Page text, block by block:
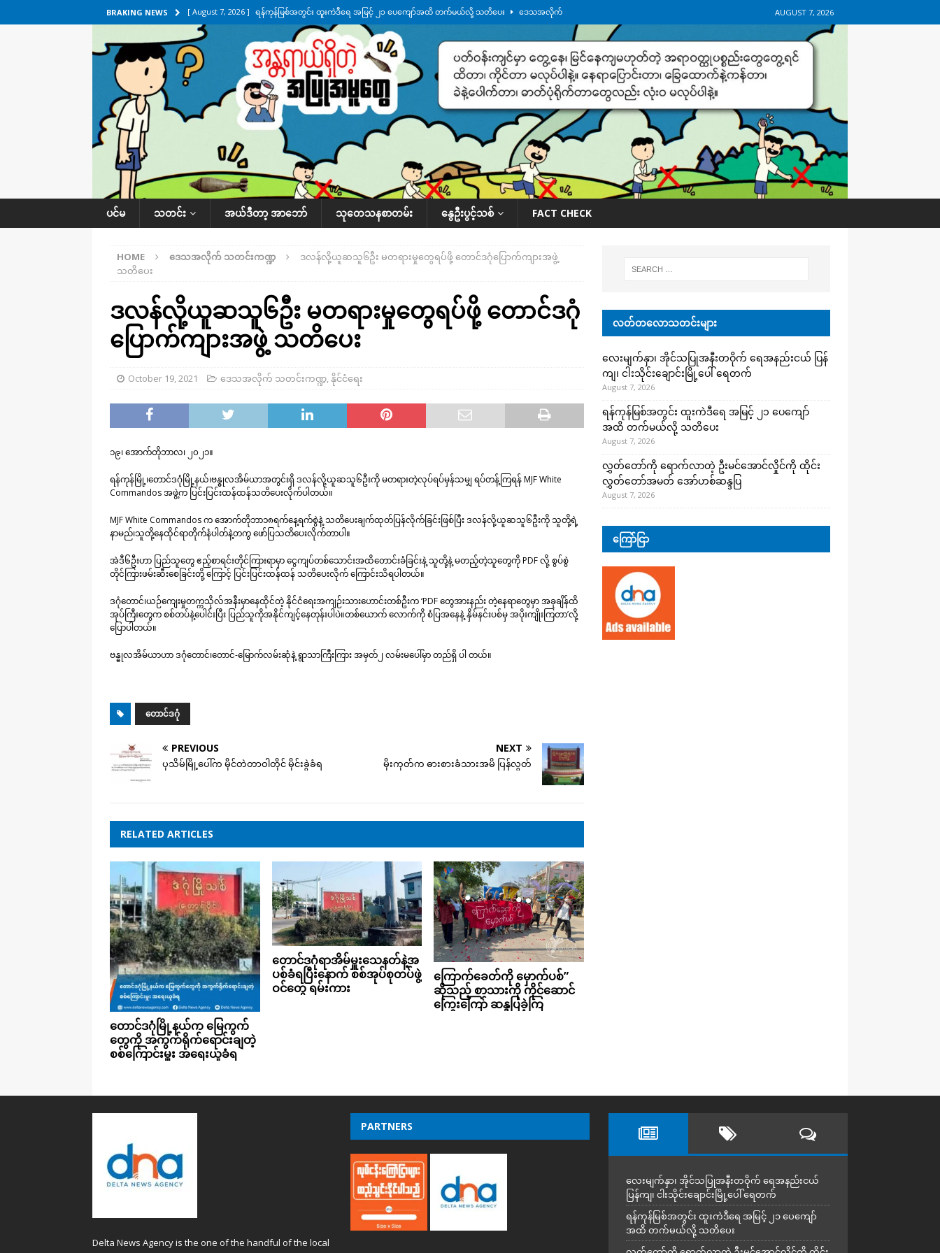
BRAKING NEWS [ August 7, 2026 ] ရန်ကုန်မြစ်အတွင်း ထူးကဲဒီရေ အ​မြင့် ၂၁ ပေကျော်အထိ တက်မယ်လို့ သတိပေး ဒေသအလိုက်
သတင်းကဏ္ဍ
[ August 7, 2026 ] လွှတ်တော်ကို ရောက်လာတဲ့ ဦးမင်အောင်လှိုင်ကို ထိုင်းလွှတ်တော်အမတ် အော်ဟစ်ဆန္ဒပြ
UNCATEGORIZED
[ August 6, 2026 ] တာကျိုးပြီး ခုနှစ်ရက်မြောက်နေ့မှာ ငသိုင်းချောင်းမြို့ကို ရေစတင်ရောက်ရှိ ဒေသအလိုက် သတင်း
[ August 6, 2026 ] လေးမျက်နှာမှာ ရေဘေးကူနေတဲ့ ငသိုင်းချောင်းဒေသခံ လူငယ်တဦး ရေစီးနဲ့မျောပါသေဆုံး
အလိုက် သတင်းကဏ္ဍ
[ August 7, 2026 ] လေးမျက်နှာ၊ အိုင်သပြုအနီးတဝိုက် ရေအနည်းငယ် ပြန်ကျ၊ ငါးသိုင်းချောင်းမြို့ပေါ် ရေတက်
ဒေသအလိုက် သတင်းကဏ္ဍ
AUGUST 7, 2026
ပင်မ သတင်း အယ်ဒီတာ့ အာဘော် သုတေသနစာတမ်း နွေဦးပွင့်သစ် FACT CHECK
HOME ဒေသအလိုက် သတင်းကဏ္ဍ
ဒလန်လို့ယူဆသူ၆ဦး မတရားမှုတွေရပ်ဖို့ တောင်ဒဂုံပြောက်ကျားအဖွဲ့
သတိပေး
ဒလန်လို့ယူဆသူ၆ဦး မတရားမှုတွေရပ်ဖို့ တောင်ဒဂုံ
ပြောက်ကျားအဖွဲ့ သတိပေး
October 19, 2021 ဒေသအလိုက် သတင်းကဏ္ဍ,နိုင်ငံရေး
၁၉၊ အောက်တိုဘာလ၊ ၂၀၂၁။
ရန်ကုန်မြို့၊တောင်ဒဂုံမြို့နယ်၊ဗန္ဓုလအိမ်ယာအတွင်းရှိ ဒလန်လို့ယူဆသူ၆ဦးကို မတရားတဲ့လုပ်ရပ်မှန်သမျှ ရပ်တန့်ကြရန် MJF White
Commandos အဖွဲ့က ပြင်းပြင်းထန်ထန်သတိပေးလိုက်ပါတယ်။
MJF White Commandos က အောက်တိုဘာ၁၈ရက်နေ့ရက်စွဲနဲ့ သတိပေးချက်ထုတ်ပြန်လိုက်ခြင်းဖြစ်ပြီး ဒလန်လို့ယူဆသူ၆ဦးကို သူတို့ရဲ့
နာမည်၊သူတို့နေထိုင်ရာတိုက်နံပါတ်နဲ့တကွ ဖော်ပြသတိပေးလိုက်တာပါ။
အဲဒီ၆ဦးဟာ ပြည်သူတွေ ဧည့်စာရင်းတိုင်ကြားရာမှာ ငွေကျပ်တစ်သောင်းအထိတောင်းခံခြင်းနဲ့ သူတို့နဲ့ မတည့်တဲ့သူတွေကို PDF လို့ စွပ်စွဲ
တိုင်ကြားဖမ်းဆီးစေခြင်းတို့ ကြောင့် ပြင်းပြင်းထန်ထန် သတိပေးလိုက် ကြောင်းသိရပါတယ်။
ဒဂုံတောင်၊ယဉ်ကျေးမှုတက္ကသိုလ်အနီးမှာနေထိုင်တဲ့ နိုင်ငံရေးအကျဉ်းသားဟောင်းတစ်ဦးက ‘PDF တွေအားနည်း တဲ့နေရာတွေမှာ အခုချိန်ထိ
အုပ်ကြီးတွေက စစ်တပ်နဲ့ပေါင်းပြီး ပြည်သူကိုအနိုင်ကျင့်နေတုန်းပါပဲ။တစ်ယောက် လောက်ကို စံပြအနေနဲ့ နှိမ်နင်းပစ်မှ အပိုးကျိုးကြတာ’လို့
ပြောပါတယ်။
ဗန္ဓုလအိမ်ယာဟာ ဒဂုံတောင်၊တောင်-မြောက်လမ်းဆုံနဲ့ ရွာသာကြီးကြား အမှတ်၂ လမ်းမပေါ်မှာ တည်ရှိ ပါ တယ်။
တောင်ဒဂုံ
PREVIOUS
ပုသိမ်မြို့ပေါ်က မိုင်တဲတာဝါတိုင် မိုင်းခွဲခံရ
NEXT
မိုးကုတ်က ဓားစားခံသားအမိ ပြန်လွတ်
RELATED ARTICLES
တောင်ဒဂုံမြို့နယ်က မြေကွက်
တွေကို အကွက်ရိုက်ရောင်းချတဲ့
စစ်ကြောင်းမှူး အရေးယူခံရ
တောင်ဒဂုံရာအိမ်မှူးသေနတ်နဲ့အ
ပစ်ခံရပြီးနောက် စစ်အုပ်စုတပ်ဖွဲ့
ဝင်တွေ ရမ်းကား
ကြောက်ခေတ်ကို မှောက်ပစ်”
ဆိုသည့် စာသားကို ကိုင်ဆောင်
ကြွေးကြော် ဆန္ဒပြခဲ့ကြ
လတ်တလောသတင်းများ
လေးမျက်နှာ၊ အိုင်သပြုအနီးတဝိုက် ရေအနည်းငယ် ပြန်
ကျ၊ ငါးသိုင်းချောင်းမြို့ပေါ် ရေတက်
August 7, 2026
ရန်ကုန်မြစ်အတွင်း ထူးကဲဒီရေ အ​မြင့် ၂၁ ပေကျော်
အထိ တက်မယ်လို့ သတိပေး
August 7, 2026
လွှတ်တော်ကို ရောက်လာတဲ့ ဦးမင်အောင်လှိုင်ကို ထိုင်း
လွှတ်တော်အမတ် အော်ဟစ်ဆန္ဒပြ
August 7, 2026
ကြော်ငြာ
Delta News Agency is the one of the handful of the local
PARTNERS
လေးမျက်နှာ၊ အိုင်သပြုအနီးတဝိုက် ရေအနည်းငယ်
ပြန်ကျ၊ ငါးသိုင်းချောင်းမြို့ပေါ် ရေတက်
ရန်ကုန်မြစ်အတွင်း ထူးကဲဒီရေ အ​မြင့် ၂၁ ပေကျော်
အထိ တက်မယ်လို့ သတိပေး